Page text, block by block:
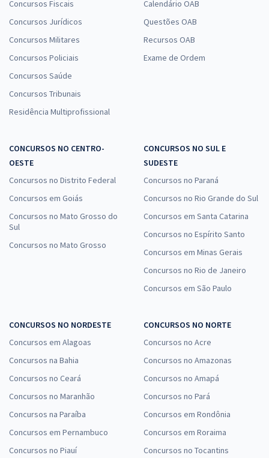
Concursos Fiscais
Concursos Jurídicos
Concursos Militares
Concursos Policiais
Concursos Saúde
Concursos Tribunais
Residência Multiprofissional
Calendário OAB
Questões OAB
Recursos OAB
Exame de Ordem
CONCURSOS NO CENTRO-
OESTE
Concursos no Distrito Federal
Concursos em Goiás
Concursos no Mato Grosso do
Sul
Concursos no Mato Grosso
CONCURSOS NO SUL E
SUDESTE
Concursos no Paraná
Concursos no Rio Grande do Sul
Concursos em Santa Catarina
Concursos no Espírito Santo
Concursos em Minas Gerais
Concursos no Rio de Janeiro
Concursos em São Paulo
CONCURSOS NO NORDESTE
Concursos em Alagoas
Concursos na Bahia
Concursos no Ceará
Concursos no Maranhão
Concursos na Paraíba
Concursos em Pernambuco
Concursos no Piauí
CONCURSOS NO NORTE
Concursos no Acre
Concursos no Amazonas
Concursos no Amapá
Concursos no Pará
Concursos em Rondônia
Concursos em Roraima
Concursos no Tocantins